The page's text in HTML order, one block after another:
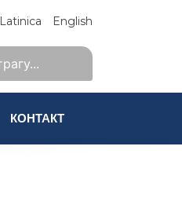
Latinica English
КОНТАКТ